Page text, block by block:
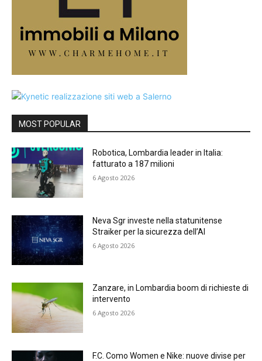
MOST POPULAR
Robotica, Lombardia leader in Italia:
fatturato a 187 milioni
6 Agosto 2026
Neva Sgr investe nella statunitense
Straiker per la sicurezza dell’AI
6 Agosto 2026
Zanzare, in Lombardia boom di richieste di
intervento
6 Agosto 2026
F.C. Como Women e Nike: nuove divise per